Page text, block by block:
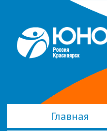
Главная